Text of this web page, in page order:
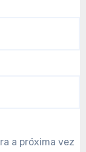
a próxima vez